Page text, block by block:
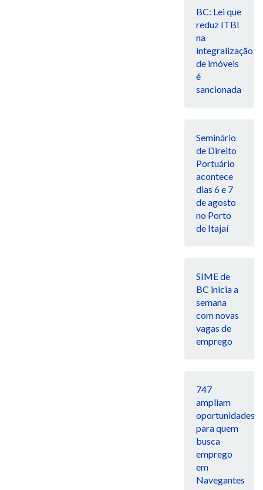
BC: Lei que
reduz ITBI
na
integralização
de imóveis
é
sancionada
Seminário
de Direito
Portuário
acontece
dias 6 e 7
de agosto
no Porto
de Itajaí
SIME de
BC inicia a
semana
com novas
vagas de
emprego
747
ampliam
oportunidades
para quem
busca
emprego
em
Navegantes